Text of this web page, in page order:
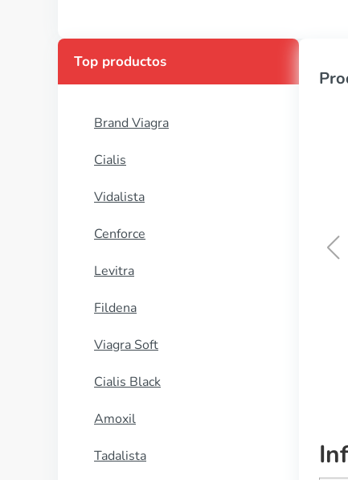
Top productos
Brand Viagra
Cialis
Vidalista
Cenforce
Levitra
Fildena
Viagra Soft
Cialis Black
Amoxil
Tadalista